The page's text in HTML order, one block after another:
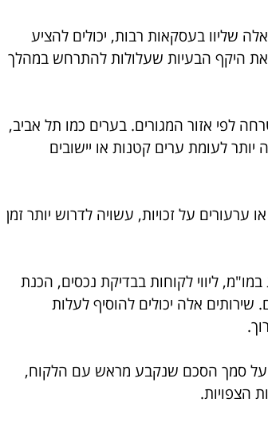
שליוו בעסקאות רבות, יכולים להציע
את היקף הבעיות שעלולות להתרחש במהלך
לפי אזור המגורים. בערים כמו תל אביב,
לעומת ערים קטנות או יישובים
ערעורים על זכויות, עשויה לדרוש יותר זמן
במו"מ, ליווי לקוחות בבדיקת נכסים, הכנת
שירותים אלה יכולים להוסיף לעלות
על סמך הסכם שנקבע מראש עם הלקוח,
הצפויות.